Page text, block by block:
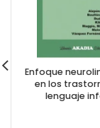
Enfoque
en los
lenguaje